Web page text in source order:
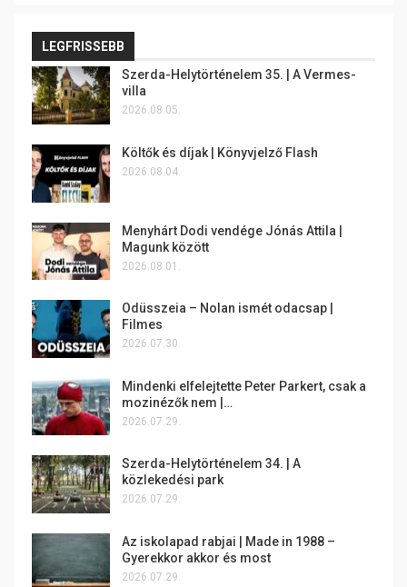
LEGFRISSEBB
Szerda-Helytörténelem 35. | A Vermes-
villa
2026.08.05.
Költők és díjak | Könyvjelző Flash
2026.08.04.
Menyhárt Dodi vendége Jónás Attila |
Magunk között
2026.08.01.
Odüsszeia – Nolan ismét odacsap |
Filmes
2026.07.30.
Mindenki elfelejtette Peter Parkert, csak a
mozinézők nem |…
2026.07.29.
Szerda-Helytörténelem 34. | A
közlekedési park
2026.07.29.
Az iskolapad rabjai | Made in 1988 –
Gyerekkor akkor és most
2026.07.29.